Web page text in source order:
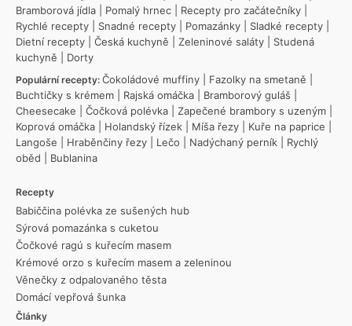
Bramborová jídla
Pomalý hrnec Recepty pro začátečníky
Rychlé recepty
Snadné recepty Pomazánky Sladké recepty
Dietní recepty
Česká kuchyně Zeleninové saláty
Studená
kuchyně
Dorty
Populární recepty: Čokoládové muffiny Fazolky na smetaně
Buchtičky s krémem
Rajská omáčka Bramborový guláš
Cheesecake
Čočková polévka Zapečené brambory s uzeným
Koprová omáčka
Holandský řízek Míša řezy Kuře na paprice
Langoše
Hraběnčiny řezy Lečo Nadýchaný perník
Rychlý
oběd
Bublanina
Recepty
Babiččina polévka ze sušených hub
Sýrová pomazánka s cuketou
Čočkové ragú s kuřecím masem
Krémové orzo s kuřecím masem a zeleninou
Věnečky z odpalovaného těsta
Domácí vepřová šunka
Články